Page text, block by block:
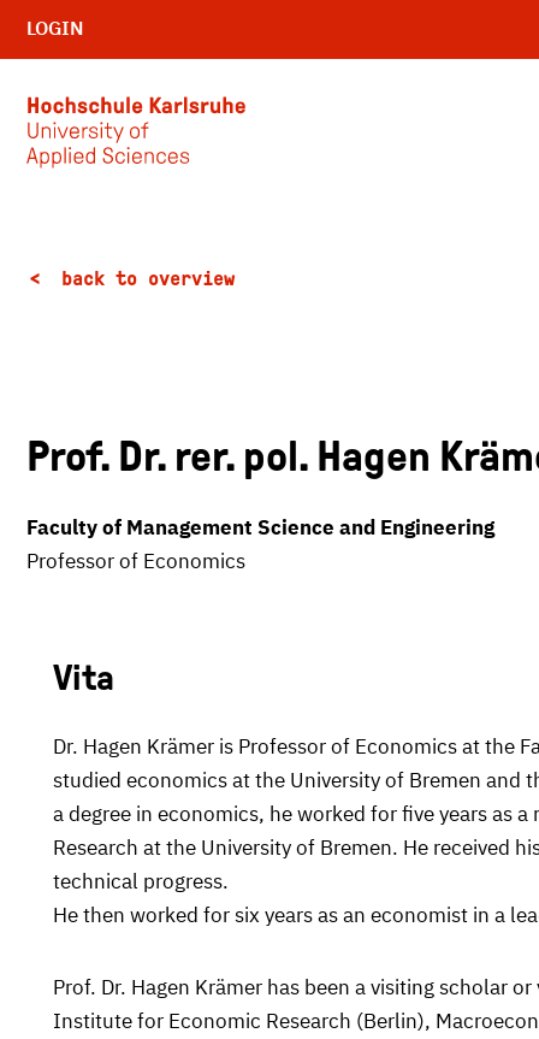
LOGIN
back to overview
Prof. Dr. rer. pol. Hagen
Faculty of Management Science and Engineering
Professor of Economics
Vita
Dr. Hagen Krämer is Professor of Economics at the
studied economics at the University of Bremen and
a degree in economics, he worked for five years as
Research at the University of Bremen. He received
technical progress.
He then worked for six years as an economist in a
Prof. Dr. Hagen Krämer has been a visiting scholar
Institute for Economic Research (Berlin),